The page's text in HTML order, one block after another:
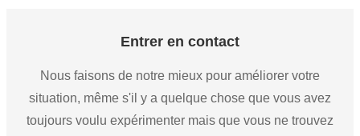
Entrer en contact
Nous faisons de notre mieux pour améliorer votre
situation, même s'il y a quelque chose que vous avez
toujours voulu expérimenter mais que vous ne trouvez